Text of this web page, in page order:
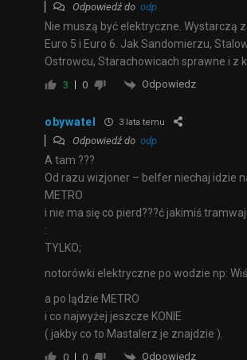
Odpowiedź do odp
Nie muszą być elektryczne. Wystarczą
Euro 5 i Euro 6. Jak Sandomierzu,
Ostrowcu, Starachowicach sprawne i z
3 0 Odpowiedz
obywatel 3 lata temu
Odpowiedź do odp
A tam ???
Od razu wizjoner – belfer niechaj idzie
METRO
i nie ma się co pierd???ć jakimiś
:
TYLKO;
notorówki elektryczne po wodzie np:
a po lądzie METRO
i co najwyżej jeszcze KONIE
( jakby co to Mastalerz je znajdzie ).
0 0 Odpowiedz